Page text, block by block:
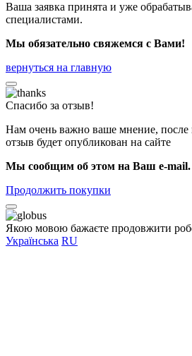
Ваша заявка принята и уже
специалистами.
Мы обязательно свяжемся с Вами!
вернуться на главную
Спасибо за отзыв!
Нам очень важно ваше мнение, после
отзыв будет опубликован на сайте
Мы сообщим об этом на Ваш e-mail.
Продолжить покупки
Якою мовою бажаєте продовжити
Українська RU